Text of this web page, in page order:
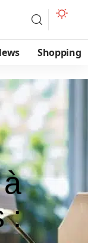
Shopping
: